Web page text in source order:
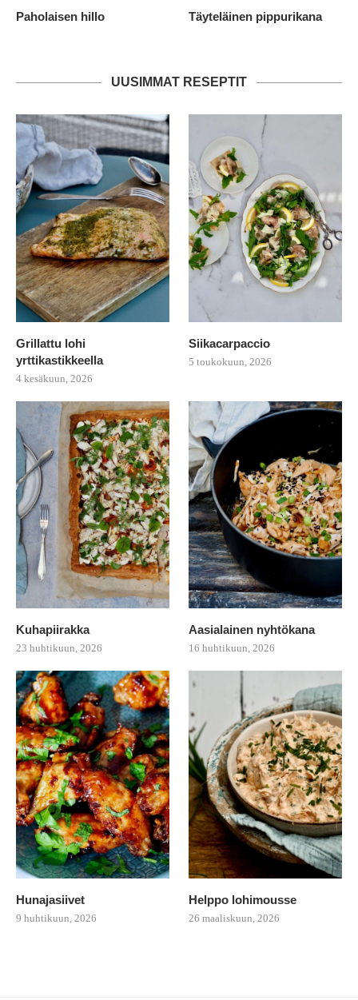
Paholaisen hillo Täyteläinen pippurikana
UUSIMMAT RESEPTIT
Grillattu lohi
yrttikastikkeella
4 kesäkuun, 2026
Siikacarpaccio
5 toukokuun, 2026
Kuhapiirakka
23 huhtikuun, 2026
Aasialainen nyhtökana
16 huhtikuun, 2026
Hunajasiivet
9 huhtikuun, 2026
Helppo lohimousse
26 maaliskuun, 2026